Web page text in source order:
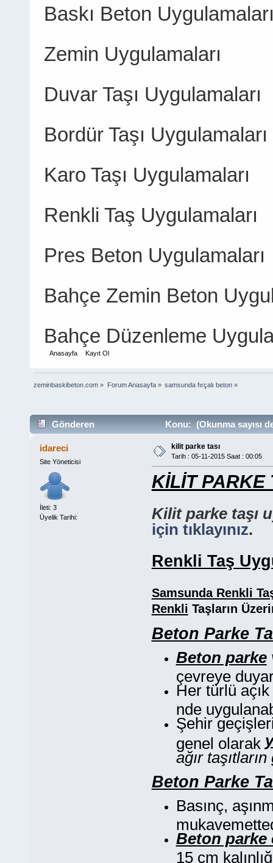
Baskı Beton
Zemin Uygulamaları
Duvar Taşı Uygulamaları
Bordür Taşı Uygulamaları
Karo Taşı Uygulamaları
Renkli Taş Uygulamaları
Pres Beton Uygulamaları
Bahçe Zemin Beton
Bahçe Düzenleme
Anasayfa Kayıt Ol
zeminbaskibeton.com » Forum Anasayfa» samsunda fırçalı beton»
Gönderen Konu: (Okunma sayısı
idareci
Site Yöneticisi
İleti: 3
Üyelik Tarihi:
kilit parke tası
Tarih : 05-11-2015 Saat : 00:05
KİLİT PARKE
Kilit parke taşı
için tıklayınız.
Renkli Taş
Samsunda Renkli
Renkli Taşların
Beton Parke
Beton parke
çevreye
Her türlü
nde
Şehir
genel olarak
ağır
Beton Parke
Basınç,
Beton parke
15 cm